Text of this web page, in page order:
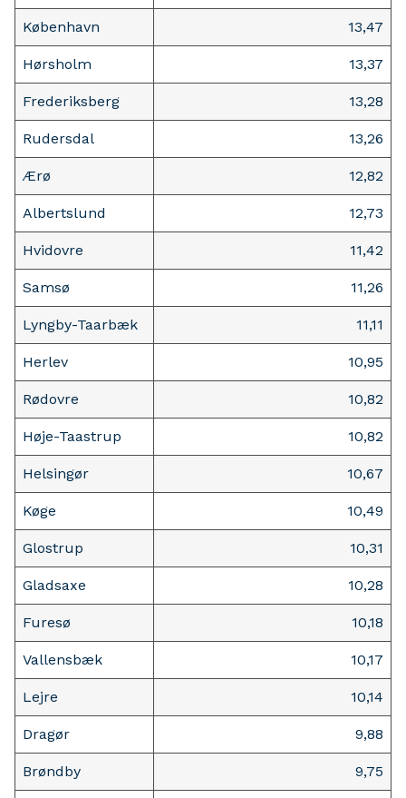
København 13,47
Hørsholm 13,37
Frederiksberg 13,28
Rudersdal 13,26
Ærø 12,82
Albertslund 12,73
Hvidovre 11,42
Samsø 11,26
Lyngby-Taarbæk 11,11
Herlev 10,95
Rødovre 10,82
Høje-Taastrup 10,82
Helsingør 10,67
Køge 10,49
Glostrup 10,31
Gladsaxe 10,28
Furesø 10,18
Vallensbæk 10,17
Lejre 10,14
Dragør 9,88
Brøndby 9,75